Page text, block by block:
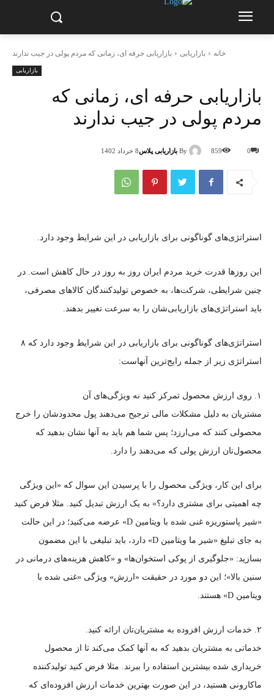
خانه بازاریابی بازاریابی حرفه ای، زمانی که مردم پولی در جیب ندارند
بازاریابی
بازاریابی حرفه ای، زمانی که
مردم پولی در جیب ندارند
By بازاریابی پلاس8 خرداد 1402 0
859
استراتژی‌های گوناگونی برای بازاریابی در این شرایط وجود دارد.
این روزها قدرت خرید مردم ایران روز به روز در حال کاهش است. در
چنین شرایطی، شرکت‌ها، به خصوص تولیدکنندگان کالاهای مصرفی،
باید استراتژی‌های بازاریابی‌شان را به سرعت تغییر بدهند.
استراتژی‌های گوناگونی برای بازاریابی در این شرایط وجود دارد که ۸
استراتژی زیر از جمله رایج‌ترین آنهاست:
۱. روی ارزش محصول تمرکز کنید نه ویژگی‌های آن
مشتریان به دلیل مشکلات مالی ترجیح‌ می‌دهند پول‌ محدودشان را خرج
محصولی کنند که می‌ارزد؛ پس شما هم باید به آنها نشان بدهید که
محصول‌تان ارزش پولی که می‌دهند را دارد.
برای این کار، ویژگی‌ محصول را با پرسیدن این سوال که «این ویژگی
چه اهمیتی برای مشتری دارد؟» به یک ارزش تبدیل کنید. مثلا فرض کنید
«شیر پاستوریزه غنی شده با ویتامین D» عرضه می‌کنید؛ در این حالت
به جای تبلیغ «شیر ما ویتامین D» دارد، باید تبلیغی با این مضمون
بسازید: «جلوگیری از پوکی استخوان‌ها» و «کاهش هزینه‌های درمانی در
سنین بالا»؛ این دو مورد در حقیقت «ارزش» ویژگی «غنی شده با
ویتامین D» هستند.
۲. خدمات ارزش افزوده به مشتریان‌تان ارائه کنید.
خدماتی به مشتریان بدهید که به آنها کمک می‌کند تا از محصول
خریداری شده بیشترین استفاده را ببرند. مثلا فرض کنید تولیدکننده
ماکارونی هستید، در این صورت بهترین خدمات ارزش افزوده‌ای که